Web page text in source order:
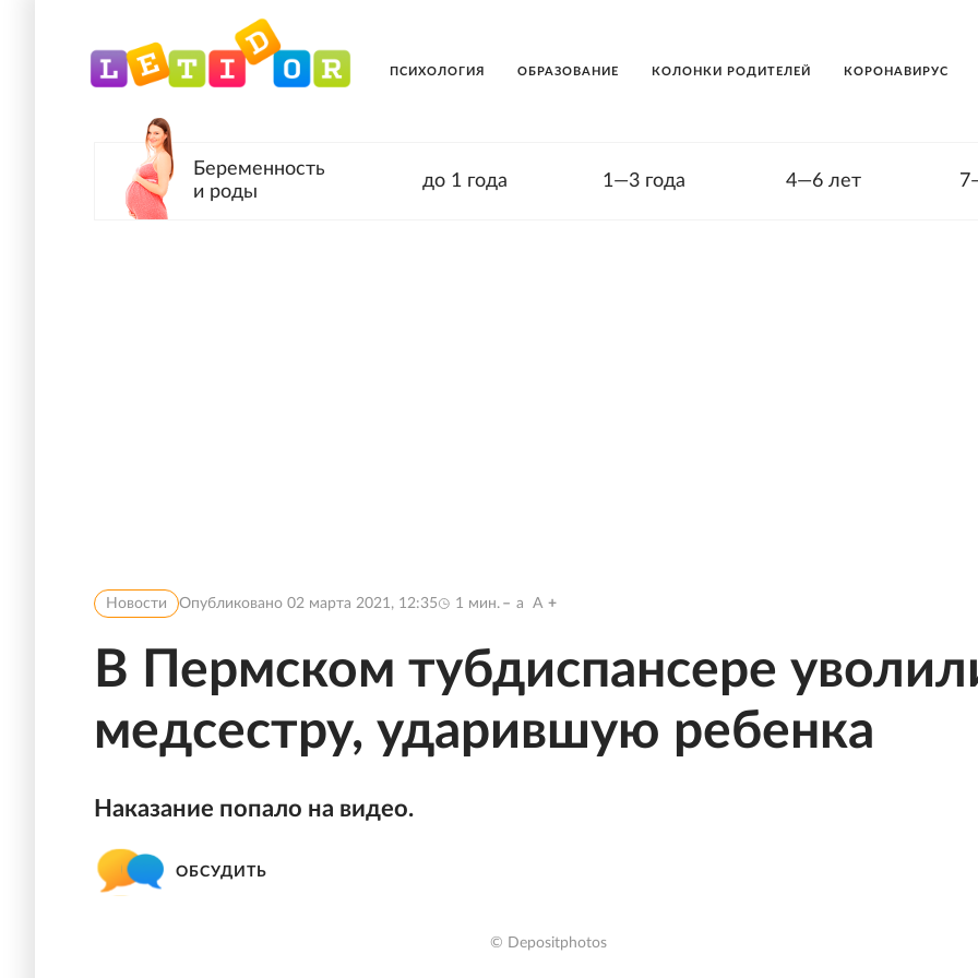
ПСИХОЛОГИЯ ОБРАЗОВАНИЕ КОЛОНКИ РОДИТЕЛЕЙ КОРОНАВИРУС
Беременность
и роды
до 1 года 1—3 года 4—6 лет
Новости Опубликовано 02 марта 2021, 12:35 1 мин. a A
В Пермском тубдиспансере
медсестру, ударившую ребенка
Наказание попало на видео.
ОБСУДИТЬ
© Depositphotos